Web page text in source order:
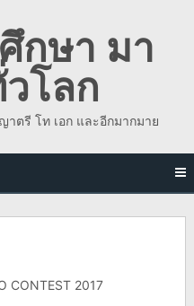
กษา มา
โลก
ตรี โท เอก และอีกมากมาย
CONTEST 2017